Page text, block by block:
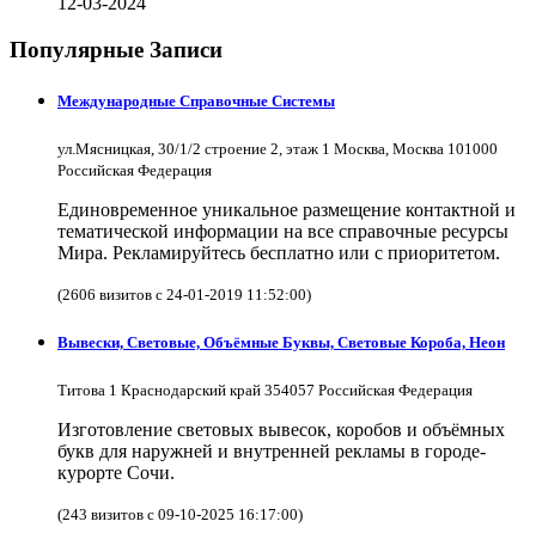
Популярные Записи
Международные Справочные Системы
ул.Мясницкая, 30/1/2 строение 2, этаж 1 Москва, Москва 101000
Российская Федерация
Единовременное уникальное размещение контактной и
тематической информации на все справочные ресурсы
Мира. Рекламируйтесь бесплатно или с приоритетом.
(2606 визитов с 24-01-2019 11:52:00)
Вывески, Световые, Объёмные Буквы, Световые Короба, Неон
Титова 1 Краснодарский край 354057 Российская Федерация
Изготовление световых вывесок, коробов и объёмных
букв для наружней и внутренней рекламы в городе-
курорте Сочи.
(243 визитов с 09-10-2025 16:17:00)